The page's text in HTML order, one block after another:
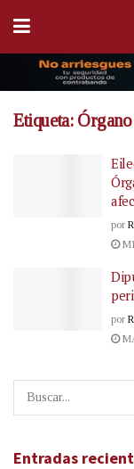
Etiqueta:
por
por
Entradas